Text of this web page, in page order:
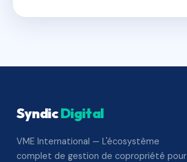
SyndicDigital
VME International — L'écosystème
complet de gestion de copropriété pour